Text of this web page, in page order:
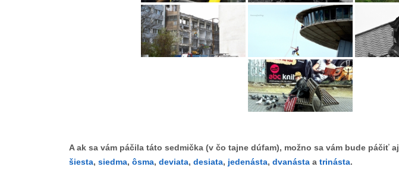
A ak sa vám páčila táto sedmička (v čo tajne dúfam), možno sa vám bude páčiť aj
šiesta, siedma, ôsma, deviata, desiata, jedenásta, dvanásta a trinásta.